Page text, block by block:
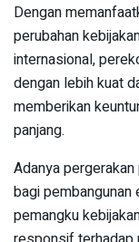
Dengan
perubahan
internasional,
dengan lebih kuat
memberikan
panjang.
Adanya
bagi pembangunan
pemangku